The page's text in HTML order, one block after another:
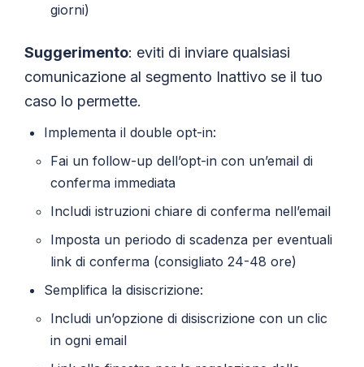
giorni)
Suggerimento: eviti di inviare qualsiasi
comunicazione al segmento Inattivo se il tuo
caso lo permette.
Implementa il double opt-in:
Fai un follow-up dell’opt-in con un’email di
conferma immediata
Includi istruzioni chiare di conferma nell’email
Imposta un periodo di scadenza per eventuali
link di conferma (consigliato 24-48 ore)
Semplifica la disiscrizione:
Includi un’opzione di disiscrizione con un clic
in ogni email